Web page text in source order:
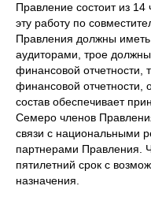
Правление состоит из
эту работу по
Правления должны
аудиторами, трое
финансовой отчетности,
финансовой
состав обеспечивает
Семеро членов
связи с национальными
партнерами Правления.
пятилетний срок с
назначения.